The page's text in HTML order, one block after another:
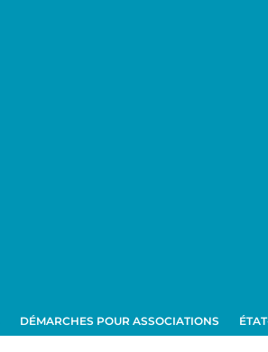
DÉMARCHES POUR ASSOCIATIONS